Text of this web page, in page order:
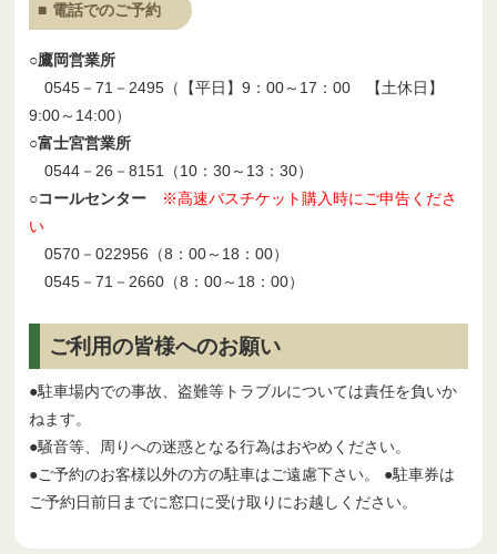
電話でのご予約
○鷹岡営業所
0545－71－2495（【平日】9：00～17：00 【土休日】
9:00～14:00）
○富士宮営業所
0544－26－8151（10：30～13：30）
○コールセンター
※高速バスチケット購入時にご申告くださ
い
0570－022956（8：00～18：00）
0545－71－2660（8：00～18：00）
ご利用の皆様へのお願い
●駐車場内での事故、盗難等トラブルについては責任を負いか
ねます。
●騒音等、周りへの迷惑となる行為はおやめください。
●ご予約のお客様以外の方の駐車はご遠慮下さい。 ●駐車券は
ご予約日前日までに窓口に受け取りにお越しください。